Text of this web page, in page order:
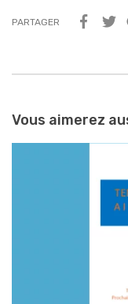
PARTAGER
Navigation
entre
les
Vous aimerez